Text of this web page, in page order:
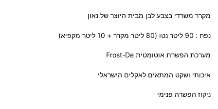
מקרר משרדי בצבע לבן מבית היוצר של נאון
נפח : 90 ליטר נטו (80 ליטר מקרר + 10 ליטר מקפיא)
מערכת הפשרת אוטומטית Frost-De
איכותי ושקט המתאים לאקלים הישראלי
ניקוז הפשרה פנימי